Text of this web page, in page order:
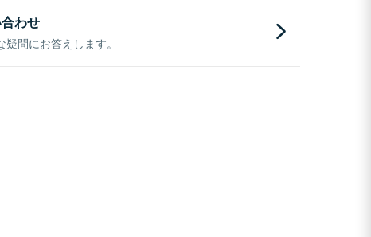
わせ
問にお答えします。